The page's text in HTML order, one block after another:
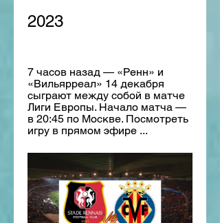
2023
7 часов назад — «Ренн» и
«Вильярреал» 14 декабря
сыграют между собой в матче
Лиги Европы. Начало матча —
в 20:45 по Москве. Посмотреть
игру в прямом эфире ...